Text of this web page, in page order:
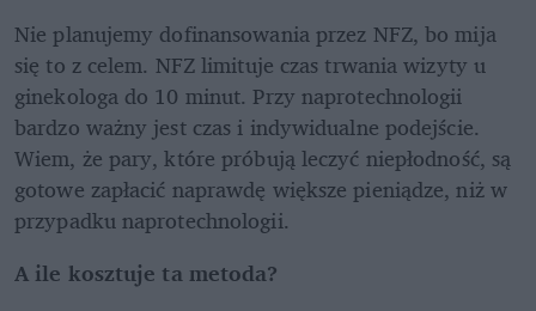
Nie planujemy dofinansowania przez NFZ, bo mija
się to z celem. NFZ limituje czas trwania wizyty u
ginekologa do 10 minut. Przy naprotechnologii
bardzo ważny jest czas i indywidualne podejście.
Wiem, że pary, które próbują leczyć niepłodność, są
gotowe zapłacić naprawdę większe pieniądze, niż w
przypadku naprotechnologii.
A ile kosztuje ta metoda?